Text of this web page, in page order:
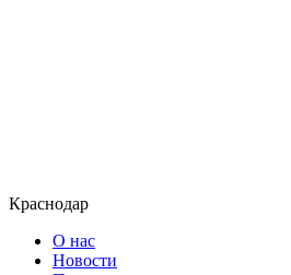
Краснодар
О нас
Новости